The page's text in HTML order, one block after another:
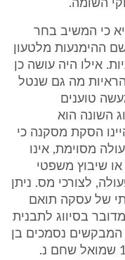
השומה.
כי המשיב בחר
ההימנעות מלטעון
אילו היה עושה כן
מה גם שנטל
טוענים
השונה הוא
הסקת מסקנה כי
מסוימת, אינו
שיבוץ משפטי
לצורכי מס. ניתן
של עסקה תואם
בסיווג לתבנית
המבקשים נסמכים בן
השאר על עניין שחם (עמ"ה 179/97 שמואל שחם נ.